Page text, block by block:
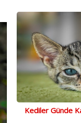
Kediler Günde